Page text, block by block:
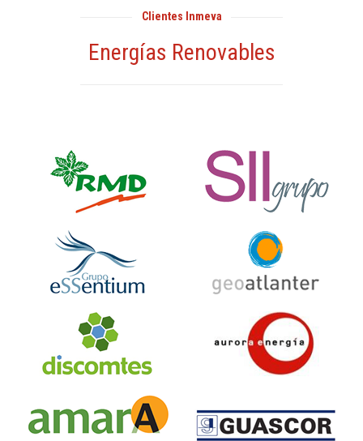
Clientes Inmeva
Energías Renovables